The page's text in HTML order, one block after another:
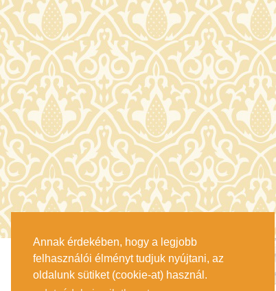
Annak érdekében, hogy a legjobb
felhasználói élményt tudjuk nyújtani, az
oldalunk sütiket (cookie-at) használ.